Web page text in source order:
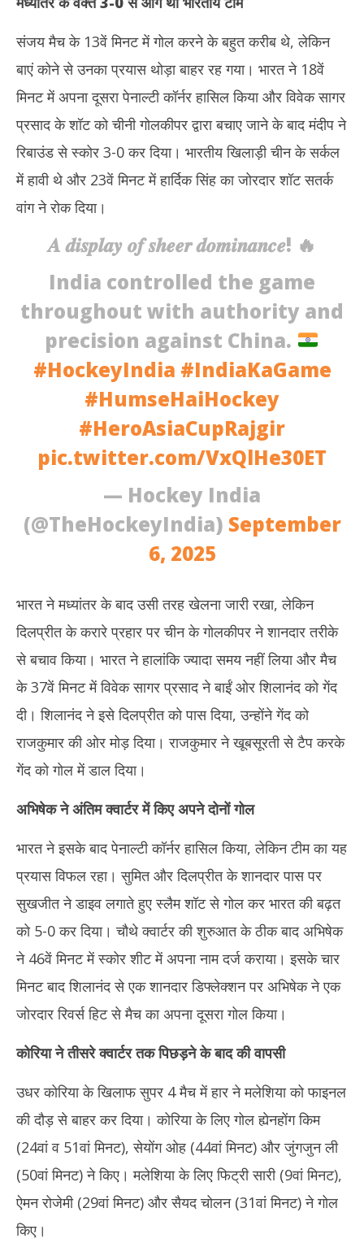
संजय मैच के 13वें मिनट में गोल करने के बहुत करीब थे, लेकिन
बाएं कोने से उनका प्रयास थोड़ा बाहर रह गया। भारत ने 18वें
मिनट में अपना दूसरा पेनाल्टी कॉर्नर हासिल किया और विवेक सागर
प्रसाद के शॉट को चीनी गोलकीपर द्वारा बचाए जाने के बाद मंदीप ने
रिबाउंड से स्कोर 3-0 कर दिया। भारतीय खिलाड़ी चीन के सर्कल
में हावी थे और 23वें मिनट में हार्दिक सिंह का जोरदार शॉट सतर्क
वांग ने रोक दिया।
𝑨 𝒅𝒊𝒔𝒑𝒍𝒂𝒚 𝒐𝒇 𝒔𝒉𝒆𝒆𝒓 𝒅𝒐𝒎𝒊𝒏𝒂𝒏𝒄𝒆! 🔥
India controlled the game
throughout with authority and
precision against China.
#HockeyIndia #IndiaKaGame
#HumseHaiHockey
#HeroAsiaCupRajgir
pic.twitter.com/VxQlHe30ET
— Hockey India
(@TheHockeyIndia) September
6, 2025
भारत ने मध्यांतर के बाद उसी तरह खेलना जारी रखा, लेकिन
दिलप्रीत के करारे प्रहार पर चीन के गोलकीपर ने शानदार तरीके
से बचाव किया। भारत ने हालांकि ज्यादा समय नहीं लिया और मैच
के 37वें मिनट में विवेक सागर प्रसाद ने बाईं ओर शिलानंद को गेंद
दी। शिलानंद ने इसे दिलप्रीत को पास दिया, उन्होंने गेंद को
राजकुमार की ओर मोड़ दिया। राजकुमार ने खूबसूरती से टैप करके
गेंद को गोल में डाल दिया।
अभिषेक ने अंतिम क्वार्टर में किए अपने दोनों गोल
भारत ने इसके बाद पेनाल्टी कॉर्नर हासिल किया, लेकिन टीम का यह
प्रयास विफल रहा। सुमित और दिलप्रीत के शानदार पास पर
सुखजीत ने डाइव लगाते हुए स्लैम शॉट से गोल कर भारत की बढ़त
को 5-0 कर दिया। चौथे क्वार्टर की शुरुआत के ठीक बाद अभिषेक
ने 46वें मिनट में स्कोर शीट में अपना नाम दर्ज कराया। इसके चार
मिनट बाद शिलानंद से एक शानदार डिफ्लेक्शन पर अभिषेक ने एक
जोरदार रिवर्स हिट से मैच का अपना दूसरा गोल किया।
कोरिया ने तीसरे क्वार्टर तक पिछड़ने के बाद की वापसी
उधर कोरिया के खिलाफ सुपर 4 मैच में हार ने मलेशिया को फाइनल
की दौड़ से बाहर कर दिया। कोरिया के लिए गोल ह्येनहोंग किम
(24वां व 51वां मिनट), सेयोंग ओह (44वां मिनट) और जुंगजुन ली
(50वां मिनट) ने किए। मलेशिया के लिए फिट्री सारी (9वां मिनट),
ऐमन रोजेमी (29वां मिनट) और सैयद चोलन (31वां मिनट) ने गोल
किए।